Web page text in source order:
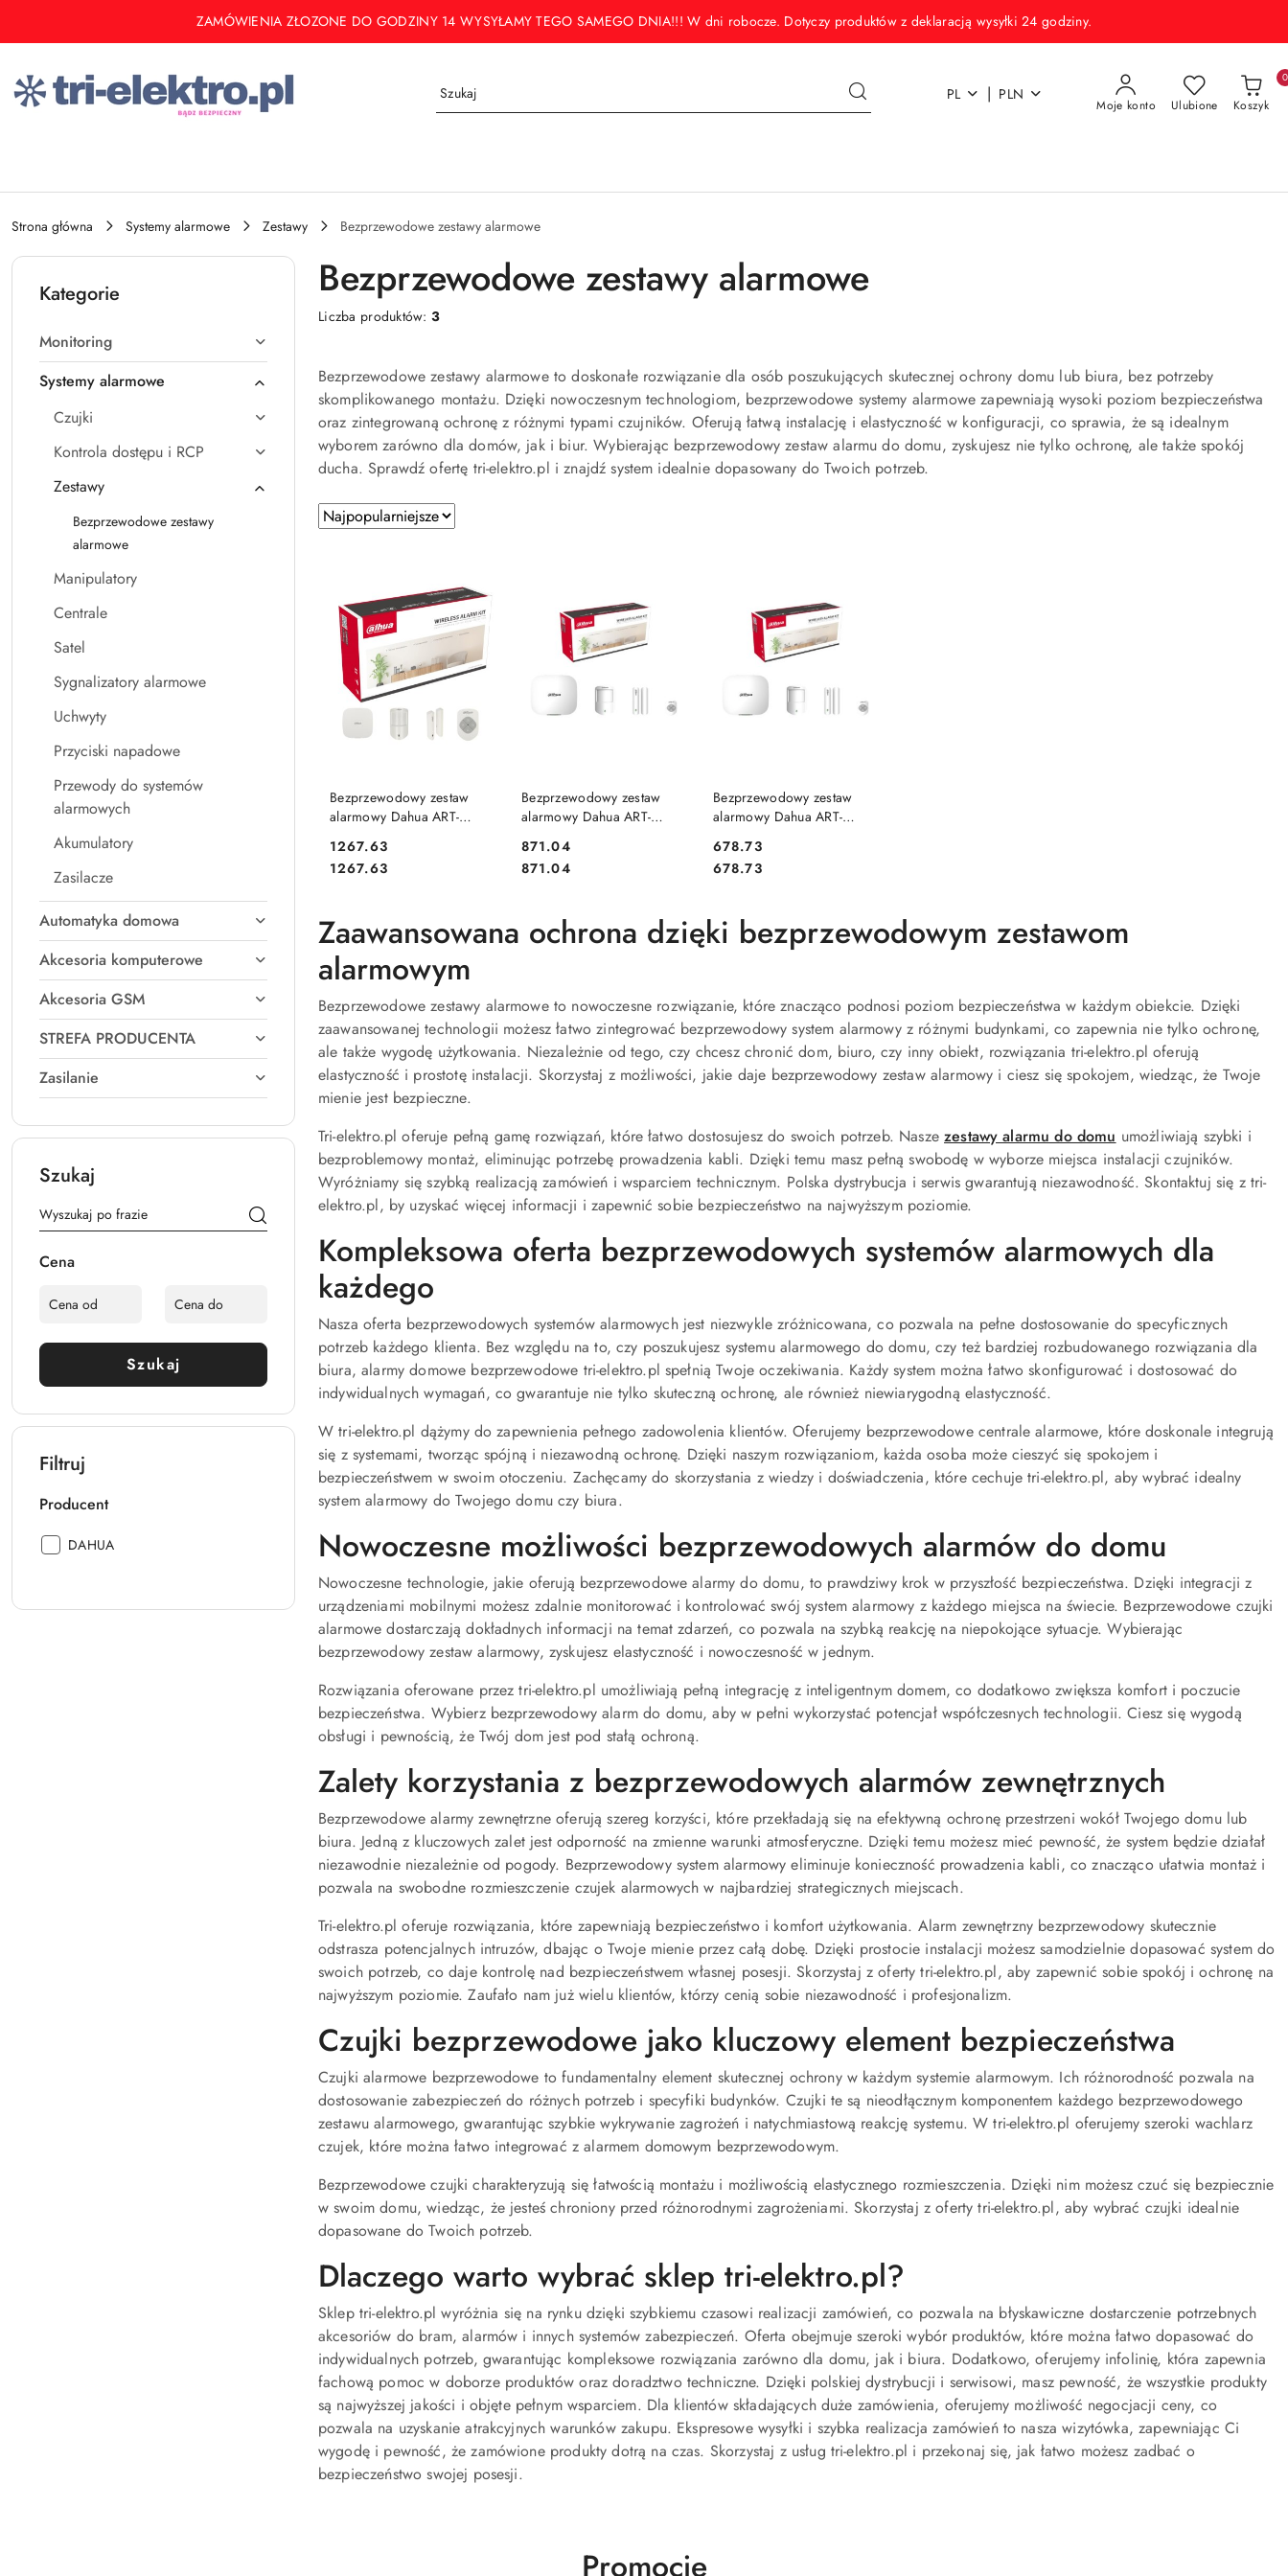
Przejdź do treści głównej
Przejdź do wyszukiwarki
Przejdź do moje konto
Przejdź do menu głównegoZAMÓWIENIA ZŁOZONE DO GODZINY 14 WYSYŁAMY TEGO SAMEGO DNIA!!! W dni robocze. Dotyczy produktów z deklaracją wysyłki 24 godziny.
PL | PLN
Moje konto Ulubione Koszyk
0
Strona główna Systemy alarmowe Zestawy Bezprzewodowe zestawy alarmowe
Kategorie
Monitoring
Systemy alarmowe
Czujki
Kontrola dostępu i RCP
Zestawy
Bezprzewodowe zestawy
alarmowe
Manipulatory
Centrale
Satel
Sygnalizatory alarmowe
Uchwyty
Przyciski napadowe
Przewody do systemów
alarmowych
Akumulatory
Zasilacze
Automatyka domowa
Akcesoria komputerowe
Akcesoria GSM
STREFA PRODUCENTA
Zasilanie
Szukaj
Cena
Szukaj
Filtruj
Producent
Producent:
DAHUA
Bezprzewodowe zestawy alarmowe
Liczba produktów:3
Bezprzewodowe zestawy alarmowe to doskonałe rozwiązanie dla osób poszukujących skutecznej ochrony domu lub biura, bez potrzeby
skomplikowanego montażu. Dzięki nowoczesnym technologiom, bezprzewodowe systemy alarmowe zapewniają wysoki poziom bezpieczeństwa
oraz zintegrowaną ochronę z różnymi typami czujników. Oferują łatwą instalację i elastyczność w konfiguracji, co sprawia, że są idealnym
wyborem zarówno dla domów, jak i biur. Wybierając bezprzewodowy zestaw alarmu do domu, zyskujesz nie tylko ochronę, ale także spokój
ducha. Sprawdź ofertę tri-elektro.pl i znajdź system idealnie dopasowany do Twoich potrzeb.
Zastosowano
sortowanie:
Sortuj
według
Bezprzewodowy zestaw
alarmowy Dahua ART-
Cena:
1267.63
Cena:
1267.63
DO KOSZYKA
Bezprzewodowy zestaw
alarmowy Dahua ART-
Cena:
871.04
Cena:
871.04
PRODUKT NIEDOSTĘPNY
Bezprzewodowy zestaw
alarmowy Dahua ART-
Cena:
678.73
Cena:
678.73
PRODUKT NIEDOSTĘPNY
Zaawansowana ochrona dzięki bezprzewodowym zestawom
alarmowym
Bezprzewodowe zestawy alarmowe to nowoczesne rozwiązanie, które znacząco podnosi poziom bezpieczeństwa w każdym obiekcie. Dzięki
zaawansowanej technologii możesz łatwo zintegrować bezprzewodowy system alarmowy z różnymi budynkami, co zapewnia nie tylko ochronę,
ale także wygodę użytkowania. Niezależnie od tego, czy chcesz chronić dom, biuro, czy inny obiekt, rozwiązania tri-elektro.pl oferują
elastyczność i prostotę instalacji. Skorzystaj z możliwości, jakie daje bezprzewodowy zestaw alarmowy i ciesz się spokojem, wiedząc, że Twoje
mienie jest bezpieczne.
Tri-elektro.pl oferuje pełną gamę rozwiązań, które łatwo dostosujesz do swoich potrzeb. Naszezestawy alarmu do domu umożliwiają szybki i
bezproblemowy montaż, eliminując potrzebę prowadzenia kabli. Dzięki temu masz pełną swobodę w wyborze miejsca instalacji czujników.
Wyróżniamy się szybką realizacją zamówień i wsparciem technicznym. Polska dystrybucja i serwis gwarantują niezawodność. Skontaktuj się z tri-
elektro.pl, by uzyskać więcej informacji i zapewnić sobie bezpieczeństwo na najwyższym poziomie.
Kompleksowa oferta bezprzewodowych systemów alarmowych dla
każdego
Nasza oferta bezprzewodowych systemów alarmowych jest niezwykle zróżnicowana, co pozwala na pełne dostosowanie do specyficznych
potrzeb każdego klienta. Bez względu na to, czy poszukujesz systemu alarmowego do domu, czy też bardziej rozbudowanego rozwiązania dla
biura, alarmy domowe bezprzewodowe tri-elektro.pl spełnią Twoje oczekiwania. Każdy system można łatwo skonfigurować i dostosować do
indywidualnych wymagań, co gwarantuje nie tylko skuteczną ochronę, ale również niewiarygodną elastyczność.
W tri-elektro.pl dążymy do zapewnienia pełnego zadowolenia klientów. Oferujemy bezprzewodowe centrale alarmowe, które doskonale integrują
się z systemami, tworząc spójną i niezawodną ochronę. Dzięki naszym rozwiązaniom, każda osoba może cieszyć się spokojem i
bezpieczeństwem w swoim otoczeniu. Zachęcamy do skorzystania z wiedzy i doświadczenia, które cechuje tri-elektro.pl, aby wybrać idealny
system alarmowy do Twojego domu czy biura.
Nowoczesne możliwości bezprzewodowych alarmów do domu
Nowoczesne technologie, jakie oferują bezprzewodowe alarmy do domu, to prawdziwy krok w przyszłość bezpieczeństwa. Dzięki integracji z
urządzeniami mobilnymi możesz zdalnie monitorować i kontrolować swój system alarmowy z każdego miejsca na świecie. Bezprzewodowe czujki
alarmowe dostarczają dokładnych informacji na temat zdarzeń, co pozwala na szybką reakcję na niepokojące sytuacje. Wybierając
bezprzewodowy zestaw alarmowy, zyskujesz elastyczność i nowoczesność w jednym.
Rozwiązania oferowane przez tri-elektro.pl umożliwiają pełną integrację z inteligentnym domem, co dodatkowo zwiększa komfort i poczucie
bezpieczeństwa. Wybierz bezprzewodowy alarm do domu, aby w pełni wykorzystać potencjał współczesnych technologii. Ciesz się wygodą
obsługi i pewnością, że Twój dom jest pod stałą ochroną.
Zalety korzystania z bezprzewodowych alarmów zewnętrznych
Bezprzewodowe alarmy zewnętrzne oferują szereg korzyści, które przekładają się na efektywną ochronę przestrzeni wokół Twojego domu lub
biura. Jedną z kluczowych zalet jest odporność na zmienne warunki atmosferyczne. Dzięki temu możesz mieć pewność, że system będzie działał
niezawodnie niezależnie od pogody. Bezprzewodowy system alarmowy eliminuje konieczność prowadzenia kabli, co znacząco ułatwia montaż i
pozwala na swobodne rozmieszczenie czujek alarmowych w najbardziej strategicznych miejscach.
Tri-elektro.pl oferuje rozwiązania, które zapewniają bezpieczeństwo i komfort użytkowania. Alarm zewnętrzny bezprzewodowy skutecznie
odstrasza potencjalnych intruzów, dbając o Twoje mienie przez całą dobę. Dzięki prostocie instalacji możesz samodzielnie dopasować system do
swoich potrzeb, co daje kontrolę nad bezpieczeństwem własnej posesji. Skorzystaj z oferty tri-elektro.pl, aby zapewnić sobie spokój i ochronę na
najwyższym poziomie. Zaufało nam już wielu klientów, którzy cenią sobie niezawodność i profesjonalizm.
Czujki bezprzewodowe jako kluczowy element bezpieczeństwa
Czujki alarmowe bezprzewodowe to fundamentalny element skutecznej ochrony w każdym systemie alarmowym. Ich różnorodność pozwala na
dostosowanie zabezpieczeń do różnych potrzeb i specyfiki budynków. Czujki te są nieodłącznym komponentem każdego bezprzewodowego
zestawu alarmowego, gwarantując szybkie wykrywanie zagrożeń i natychmiastową reakcję systemu. W tri-elektro.pl oferujemy szeroki wachlarz
czujek, które można łatwo integrować z alarmem domowym bezprzewodowym.
Bezprzewodowe czujki charakteryzują się łatwością montażu i możliwością elastycznego rozmieszczenia. Dzięki nim możesz czuć się bezpiecznie
w swoim domu, wiedząc, że jesteś chroniony przed różnorodnymi zagrożeniami. Skorzystaj z oferty tri-elektro.pl, aby wybrać czujki idealnie
dopasowane do Twoich potrzeb.
Dlaczego warto wybrać sklep tri-elektro.pl?
Sklep tri-elektro.pl wyróżnia się na rynku dzięki szybkiemu czasowi realizacji zamówień, co pozwala na błyskawiczne dostarczenie potrzebnych
akcesoriów do bram, alarmów i innych systemów zabezpieczeń. Oferta obejmuje szeroki wybór produktów, które można łatwo dopasować do
indywidualnych potrzeb, gwarantując kompleksowe rozwiązania zarówno dla domu, jak i biura. Dodatkowo, oferujemy infolinię, która zapewnia
fachową pomoc w doborze produktów oraz doradztwo techniczne. Dzięki polskiej dystrybucji i serwisowi, masz pewność, że wszystkie produkty
są najwyższej jakości i objęte pełnym wsparciem. Dla klientów składających duże zamówienia, oferujemy możliwość negocjacji ceny, co
pozwala na uzyskanie atrakcyjnych warunków zakupu. Ekspresowe wysyłki i szybka realizacja zamówień to nasza wizytówka, zapewniając Ci
wygodę i pewność, że zamówione produkty dotrą na czas. Skorzystaj z usług tri-elektro.pl i przekonaj się, jak łatwo możesz zadbać o
bezpieczeństwo swojej posesji.
Produkty
Promocje